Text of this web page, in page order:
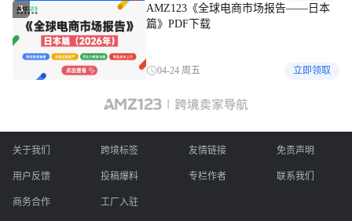
3
AMZ123《全球电商市场报告——日本
篇》PDF下载
04-24 周五 立即领取
关于我们 跨境标签 友情链接 免责声明
用户反馈 投稿爆料 专栏作者 联系我们
商务合作 工厂入驻